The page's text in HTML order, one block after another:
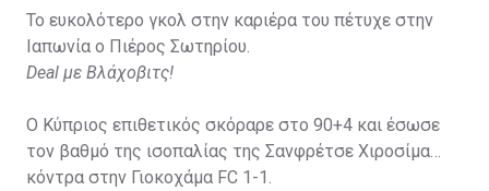
Το ευκολότερο γκολ στην καριέρα του πέτυχε στην
Ιαπωνία ο Πιέρος Σωτηρίου.
Deal με Βλάχοβιτς!
Ο Κύπριος επιθετικός σκόραρε στο 90+4 και έσωσε
τον βαθμό της ισοπαλίας της Σανφρέτσε Χιροσίμα
κόντρα στην Γιοκοχάμα FC 1-1.